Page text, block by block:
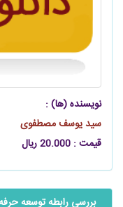
نویسنده (ها) :
سید یوسف مصطفوی
قیمت : 20.000 ریال
بررسی رابطه توسعه